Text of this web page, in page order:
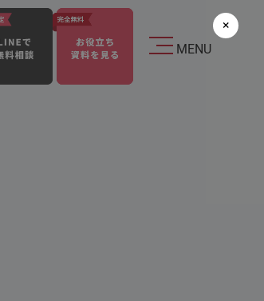
MENU
×